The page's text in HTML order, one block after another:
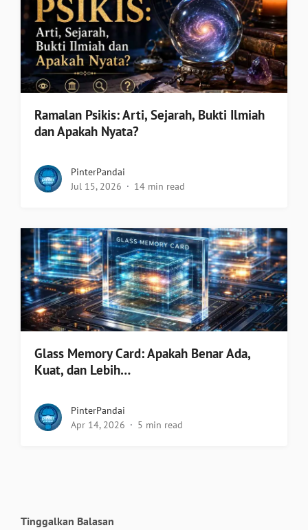
Ramalan Psikis: Arti, Sejarah, Bukti Ilmiah
dan Apakah Nyata?
PinterPandai
Jul 15, 2026
14 min read
Glass Memory Card: Apakah Benar Ada,
Kuat, dan Lebih…
PinterPandai
Apr 14, 2026
5 min read
Tinggalkan Balasan